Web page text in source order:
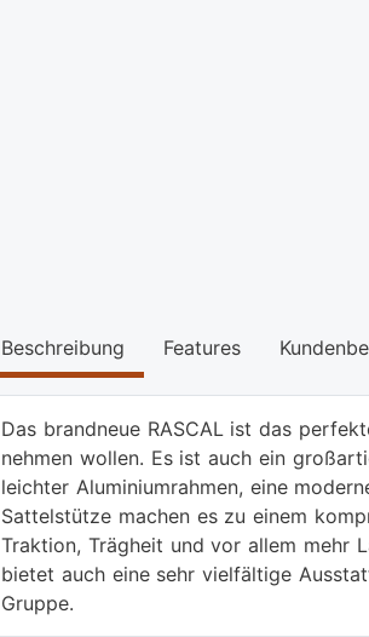
Beschreibung Features
Das brandneue RASCAL ist das
nehmen wollen. Es ist auch ein
leichter Aluminiumrahmen, eine
Sattelstütze machen es zu einem
Traktion, Trägheit und vor allem mehr
bietet auch eine sehr vielfältige
Gruppe.